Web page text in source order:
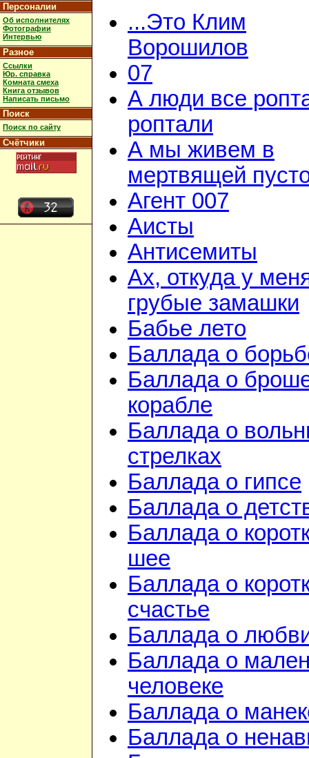
Персоналии
Об исполнителях
Фотографии
Интервью
Разное
Ссылки
Юр. справка
Комната смеха
Книга отзывов
Написать письмо
Поиск
Поиск по сайту
Счётчики
...Это Клим
Ворошилов
07
А люди все
роптали
А мы живем в
мертвящей
Агент 007
Аисты
Антисемиты
Ах, откуда у
грубые замашки
Бабье лето
Баллада о
Баллада о
корабле
Баллада о
стрелках
Баллада о гипсе
Баллада о
Баллада о
шее
Баллада о
счастье
Баллада о
Баллада о
человеке
Баллада о
Баллада о